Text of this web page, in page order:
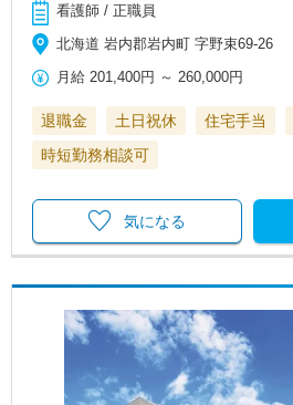
看護師 / 正職員
北海道 岩内郡岩内町 字野束69-26
月給 201,400円 ～ 260,000円
退職金 土日祝休 住宅手当
時短勤務相談可
気になる